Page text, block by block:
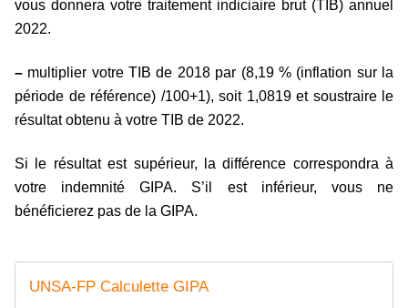
vous donnera votre traitement indiciaire brut (TIB) annuel
2022.
– multiplier votre TIB de 2018 par (8,19 % (inflation sur la
période de référence) /100+1), soit 1,0819 et soustraire le
résultat obtenu à votre TIB de 2022.
Si le résultat est supérieur, la différence correspondra à
votre indemnité GIPA. S’il est inférieur, vous ne
bénéficierez pas de la GIPA.
UNSA-FP Calculette GIPA